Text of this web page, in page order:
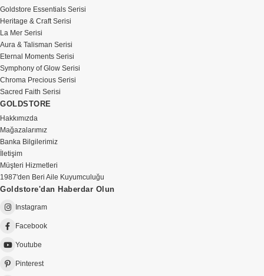
Goldstore Essentials Serisi
Heritage & Craft Serisi
La Mer Serisi
Aura & Talisman Serisi
Eternal Moments Serisi
Symphony of Glow Serisi
Chroma Precious Serisi
Sacred Faith Serisi
GOLDSTORE
Hakkımızda
Mağazalarımız
Banka Bilgilerimiz
İletişim
Müşteri Hizmetleri
1987'den Beri Aile Kuyumculuğu
Goldstore'dan Haberdar Olun
Instagram
Facebook
Youtube
Pinterest